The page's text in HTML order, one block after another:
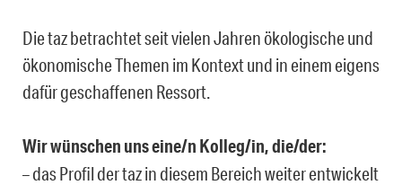
Die taz betrachtet seit vielen Jahren ökologische und
ökonomische Themen im Kontext und in einem eigens
dafür geschaffenen Ressort.
Wir wünschen uns eine/n Kolleg/in, die/der:
– das Profil der taz in diesem Bereich weiter entwickelt